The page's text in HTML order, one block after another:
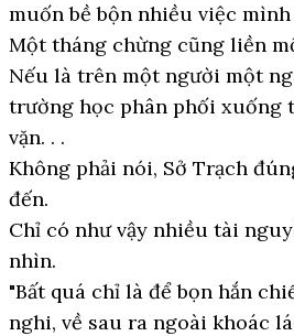
muốn bề bộn nhiều việc
Một tháng chừng cũng liền
Nếu là trên một người một
trường học phân phối xuống
vặn. . .
Không phải nói, Sở Trạch
đến.
Chỉ có như vậy nhiều tài
nhìn.
"Bất quá chỉ là để bọn hắn
nghi, về sau ra ngoài khoác